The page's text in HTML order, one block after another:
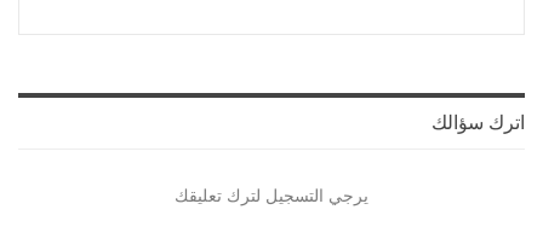
اترك سؤالك
يرجي التسجيل لترك تعليقك